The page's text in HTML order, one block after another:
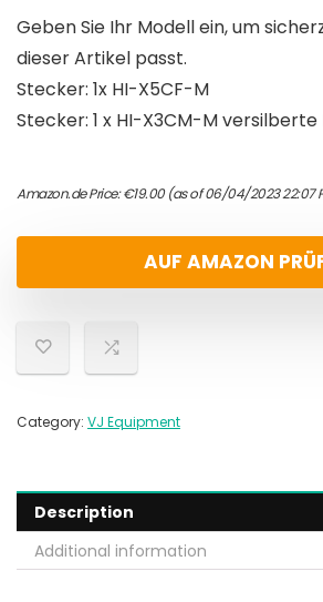
Geben Sie Ihr Modell ein, um
dieser Artikel passt.
Stecker: 1x HI-X5CF-M
Stecker: 1 x HI-X3CM-M
Amazon.de Price:€19.00(as of 06/04/2023 22:07
AUF AMAZON
Category: VJ Equipment
Description
Additional information